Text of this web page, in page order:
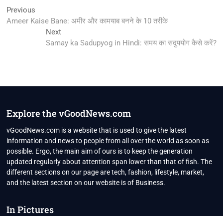
Post
navigation
Previous
post:
Ameer Kaise Bane: अमीर और कामयाब बनने के 10 तरीके
NextNext
post:
Samay ka Sadupyog in Hindi: समय का सदुपयोग कैसे करें?
Explore the vGoodNews.com
vGoodNews.com is a website that is used to give the latest
information and news to people from all over the world as soon as
possible. Ergo, the main aim of ours is to keep the generation
updated regularly about attention span lower than that of fish. The
different sections on our page are tech, fashion, lifestyle, market,
and the latest section on our website is of Business.
In Pictures